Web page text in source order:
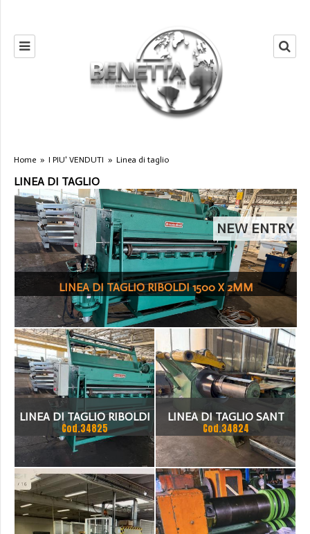
Home » I PIU' VENDUTI » Linea di taglio
LINEA DI TAGLIO
NEW ENTRY
LINEA DI TAGLIO RIBOLDI 1500 X 2MM
_COD.34825>
LINEA DI TAGLIO RIBOLDI
1500 X 2MM
Cod.34825
LINEA DI TAGLIO SANT
1500 X 3 MM
Cod.34824